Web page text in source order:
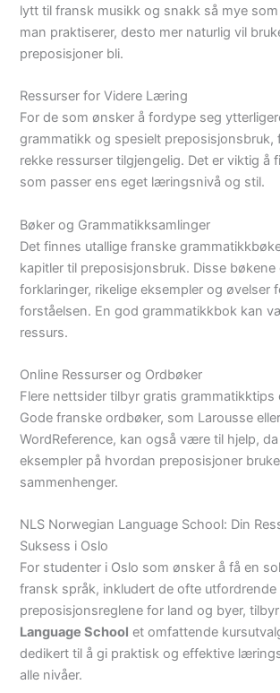
lytt til fransk musikk og snakk så mye
man praktiserer, desto mer naturlig vil
preposisjoner bli.
Ressurser for Videre Læring
For de som ønsker å fordype seg
grammatikk og spesielt preposisjonsbruk,
rekke ressurser tilgjengelig. Det er viktig å
som passer ens eget læringsnivå og stil.
Bøker og Grammatikksamlinger
Det finnes utallige franske
kapitler til preposisjonsbruk. Disse
forklaringer, rikelige eksempler og øvelser
forståelsen. En god grammatikkbok kan
ressurs.
Online Ressurser og Ordbøker
Flere nettsider tilbyr gratis grammatikktips
Gode franske ordbøker, som Larousse eller
WordReference, kan også være til hjelp,
eksempler på hvordan preposisjoner
sammenhenger.
NLS Norwegian Language School: Din
Suksess i Oslo
For studenter i Oslo som ønsker å få en
fransk språk, inkludert de ofte utfordrende
preposisjonsreglene for land og byer, tilbyr
Language School et omfattende
dedikert til å gi praktisk og effektive
alle nivåer.